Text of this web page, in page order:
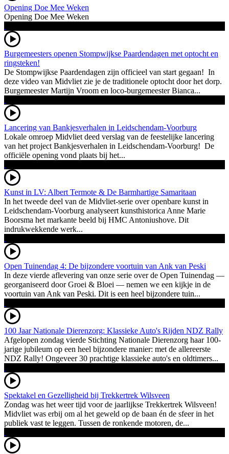
Opening Doe Mee Weken
Opening Doe Mee Weken
Burgemeesters openen Stompwijkse Paardendagen met optocht en
ringsteken!
De Stompwijkse Paardendagen zijn officieel van start gegaan! In
deze video van Midvliet zie je de traditionele optocht door het dorp.
Burgemeester Martijn Vroom en loco-burgemeester Bianca...
Lancering van Bankjesverhalen in Leidschendam-Voorburg
Lokale omroep Midvliet deed verslag van de feestelijke lancering
van het project Bankjesverhalen in Leidschendam-Voorburg! De
officiële opening vond plaats bij het...
Kunst in LV: Albert Termote & De Barmhartige Samaritaan
In het tweede deel van de Midvliet-serie over openbare kunst in
Leidschendam-Voorburg analyseert kunsthistorica Anne Marie
Boorsma het markante beeld bij HMC Antoniushove. Dit
indrukwekkende werk...
Open Tuinendag 4: De bijzondere voortuin van Ank van Peski
In deze vierde aflevering van onze serie over de Open Tuinendag —
georganiseerd door Groei & Bloei — nemen we een kijkje in de
voortuin van Ank van Peski. Dit is een heel bijzondere tuin...
100 Jaar Nationale Dierenzorg: Klassieke Auto's Rijden NDZ Rally
Afgelopen zondag vierde Stichting Nationale Dierenzorg haar 100-
jarige jubileum op een heel bijzondere manier: met de allereerste
NDZ Rally! Ongeveer 30 prachtige klassieke auto's en oldtimers...
Spektakel en Gezelligheid bij Trekkertrek Wilsveen
Zondag was het weer tijd voor de jaarlijkse Trekkertrek Wilsveen!
Midvliet was erbij om al het geweld op de baan én de sfeer in het
publiek vast te leggen. Tussen de ronkende motoren, de...